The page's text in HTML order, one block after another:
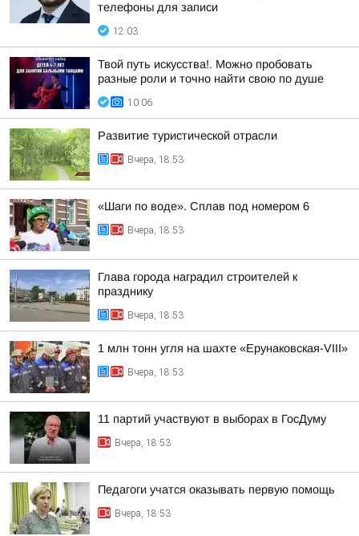
телефоны для записи
12:03
Твой путь искусства!. Можно пробовать
разные роли и точно найти свою по душе
10:06
Развитие туристической отрасли
Вчера, 18:53
«Шаги по воде». Сплав под номером 6
Вчера, 18:53
Глава города наградил строителей к
празднику
Вчера, 18:53
1 млн тонн угля на шахте «Ерунаковская-VIII»
Вчера, 18:53
11 партий участвуют в выборах в ГосДуму
Вчера, 18:53
Педагоги учатся оказывать первую помощь
Вчера, 18:53